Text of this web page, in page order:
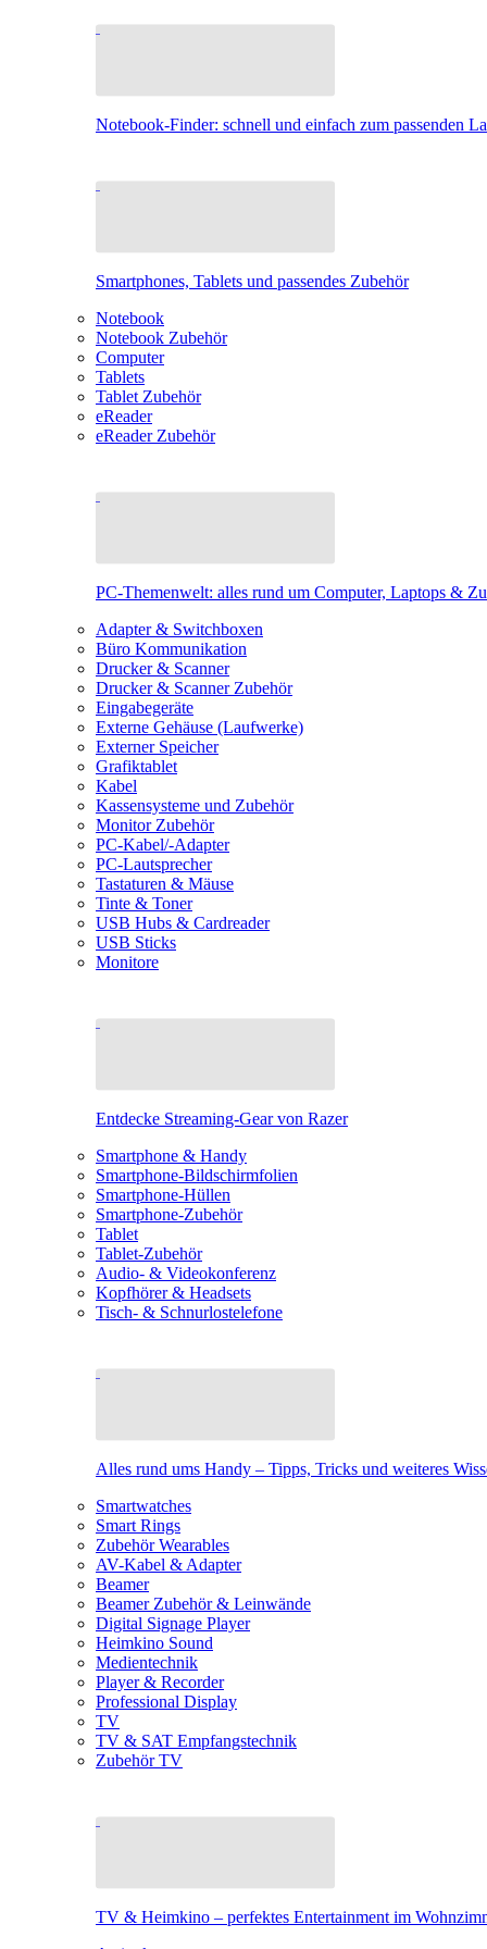
Notebook-Finder: schnell und einfach zum passenden
Smartphones, Tablets und passendes Zubehör
Notebook
Notebook Zubehör
Computer
Tablets
Tablet Zubehör
eReader
eReader Zubehör
PC-Themenwelt: alles rund um Computer, Laptops &
Adapter & Switchboxen
Büro Kommunikation
Drucker & Scanner
Drucker & Scanner Zubehör
Eingabegeräte
Externe Gehäuse (Laufwerke)
Externer Speicher
Grafiktablet
Kabel
Kassensysteme und Zubehör
Monitor Zubehör
PC-Kabel/-Adapter
PC-Lautsprecher
Tastaturen & Mäuse
Tinte & Toner
USB Hubs & Cardreader
USB Sticks
Monitore
Entdecke Streaming-Gear von Razer
Smartphone & Handy
Smartphone-Bildschirmfolien
Smartphone-Hüllen
Smartphone-Zubehör
Tablet
Tablet-Zubehör
Audio- & Videokonferenz
Kopfhörer & Headsets
Tisch- & Schnurlostelefone
Alles rund ums Handy – Tipps, Tricks und weiteres
Smartwatches
Smart Rings
Zubehör Wearables
AV-Kabel & Adapter
Beamer
Beamer Zubehör & Leinwände
Digital Signage Player
Heimkino Sound
Medientechnik
Player & Recorder
Professional Display
TV
TV & SAT Empfangstechnik
Zubehör TV
TV & Heimkino – perfektes Entertainment im